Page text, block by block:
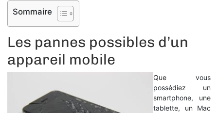
Sommaire
Les pannes possibles d’un
appareil mobile
Que vous
possédiez un
smartphone, une
tablette, un Mac